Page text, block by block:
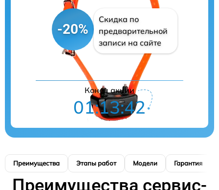
-20%
Скидка по
предварительной
записи на сайте
Конец акции
01:13:42
Преимущества Этапы работ Модели Гарантия
Преимущества сервис-